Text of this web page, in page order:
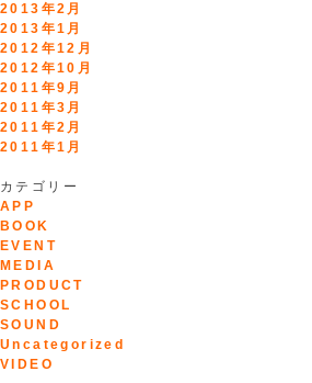
2013年2月
2013年1月
2012年12月
2012年10月
2011年9月
2011年3月
2011年2月
2011年1月
カテゴリー
APP
BOOK
EVENT
MEDIA
PRODUCT
SCHOOL
SOUND
Uncategorized
VIDEO